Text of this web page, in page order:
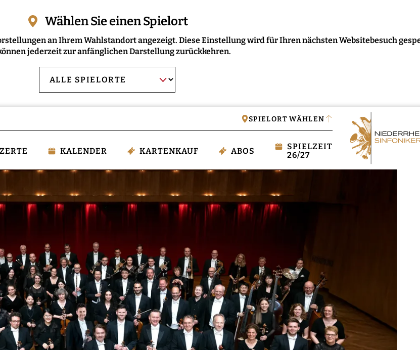
SPIELORT WÄHLEN
Wählen Sie einen Spielort
an Ihrem Wahlstandort angezeigt. Diese Einstellung wird für Ihren nächsten Websitebesuch
jederzeit zur anfänglichen Darstellung zurückkehren.
KALENDER KARTENKAUF ABOS
SPIELZEIT
26/27